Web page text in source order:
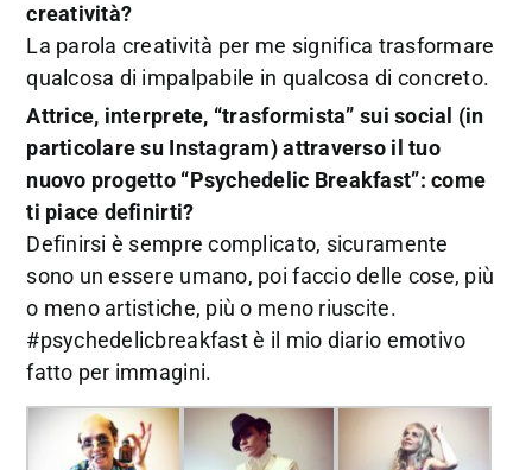
creatività?
La parola creatività per me significa trasformare
qualcosa di impalpabile in qualcosa di concreto.
Attrice, interprete, “trasformista” sui social (in
particolare su Instagram) attraverso il tuo
nuovo progetto “Psychedelic Breakfast”: come
ti piace definirti?
Definirsi è sempre complicato, sicuramente
sono un essere umano, poi faccio delle cose, più
o meno artistiche, più o meno riuscite.
#psychedelicbreakfast è il mio diario emotivo
fatto per immagini.